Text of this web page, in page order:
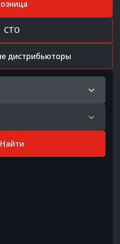
СТО
дистрибьюторы
Найти